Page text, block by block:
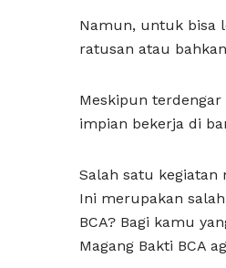
Namun, untuk bisa
ratusan atau
Meskipun
impian bekerja di
Salah satu kegiatan
Ini merupakan
BCA? Bagi kamu
Magang Bakti BCA